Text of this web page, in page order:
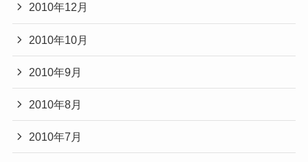
2010年12月
2010年10月
2010年9月
2010年8月
2010年7月